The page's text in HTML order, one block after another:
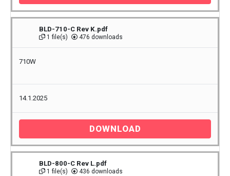
BLD-710-C Rev K.pdf
1 file(s) 476 downloads
710W
14.1.2025
DOWNLOAD
BLD-800-C Rev L.pdf
1 file(s) 436 downloads